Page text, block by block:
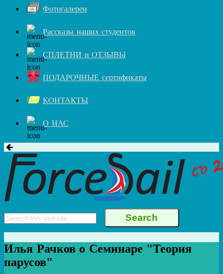
Фотогалереи
Рассказы наших студентов
СПЛЕТНИ и ОТЗЫВЫ
ПОДАРОЧНЫЕ сертификаты
КОНТАКТЫ
О НАС
Илья Рачков о Семинаре "Теория
парусов"